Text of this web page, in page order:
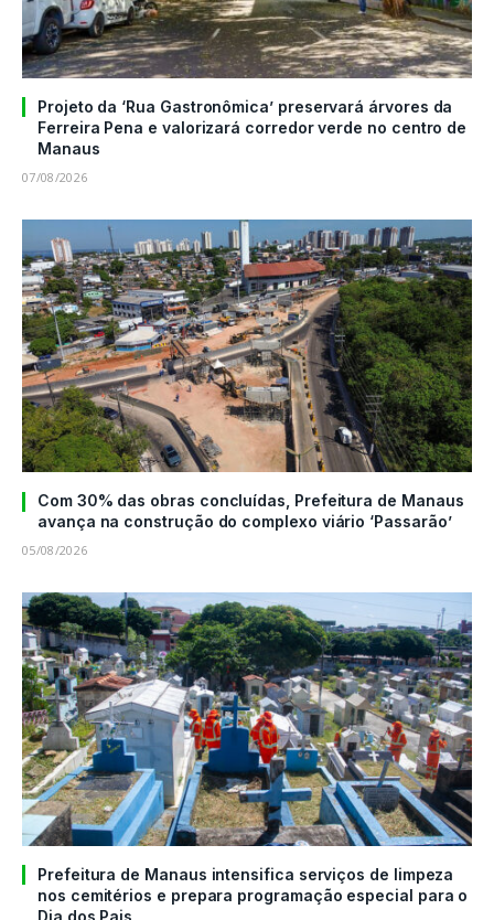
Projeto da ‘Rua Gastronômica’ preservará árvores da
Ferreira Pena e valorizará corredor verde no centro de
Manaus
07/08/2026
Com 30% das obras concluídas, Prefeitura de Manaus
avança na construção do complexo viário ‘Passarão’
05/08/2026
Prefeitura de Manaus intensifica serviços de limpeza
nos cemitérios e prepara programação especial para o
Dia dos Pais